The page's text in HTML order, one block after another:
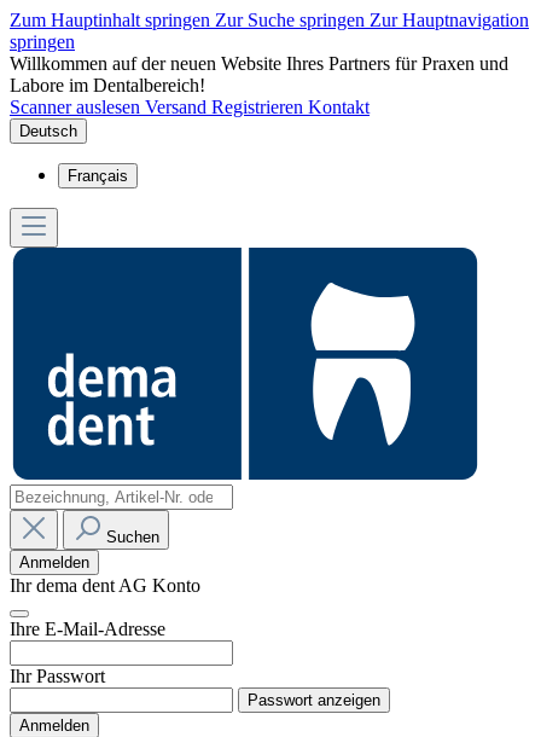
Zum Hauptinhalt springen Zur Suche springen Zur Hauptnavigation
springen
Willkommen auf der neuen Website Ihres Partners für Praxen und
Labore im Dentalbereich!
Scanner auslesen Versand Registrieren Kontakt
Deutsch
Français
Suchen
Anmelden
Ihr dema dent AG Konto
Ihre E-Mail-Adresse
Ihr Passwort
Passwort anzeigen
Anmelden